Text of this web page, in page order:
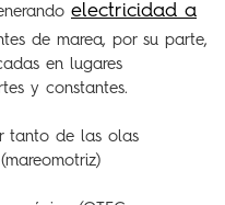
electricidad a
de marea, por su parte,
en lugares
y constantes.
tanto de las olas